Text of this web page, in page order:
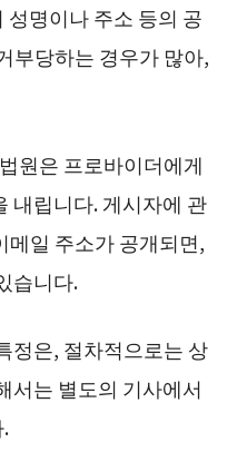
명이나 주소 등의 공
부당하는 경우가 많아,
원은 프로바이더에게
내립니다. 게시자에 관
메일 주소가 공개되면,
습니다.
정은, 절차적으로는 상
서는 별도의 기사에서